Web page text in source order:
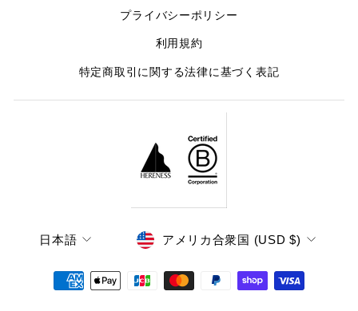
プライバシーポリシー
利用規約
特定商取引に関する法律に基づく表記
LANGUAGE
日本語 CURRENCY
アメリカ合衆国 (USD $)